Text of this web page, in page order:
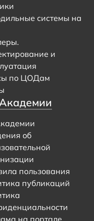
системы на
и
по ЦОДам
об
пользования
публикаций